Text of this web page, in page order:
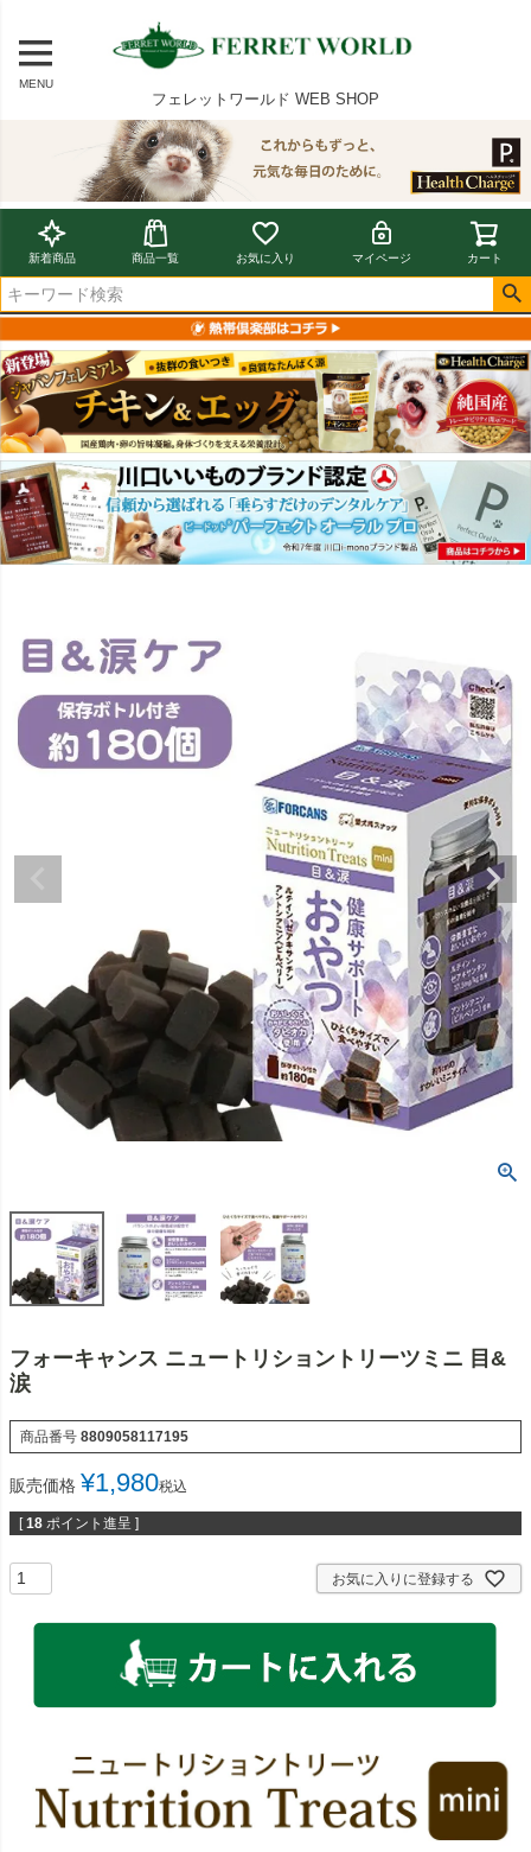
MENU
フェレットワールド WEB SHOP
新着商品 商品一覧 お気に入り マイページ カート
フォーキャンス ニュートリショントリーツミニ 目&
涙
商品番号 8809058117195
販売価格 ¥1,980税込
[ 18 ポイント進呈 ]
お気に入りに登録する